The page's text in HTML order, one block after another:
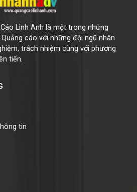
Linh Anh là một trong những
cáo với những đội ngũ nhân
trách nhiệm cùng với phương
tiến.
tin